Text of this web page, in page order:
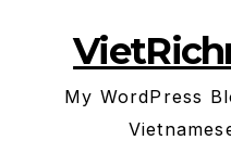
My WordPress